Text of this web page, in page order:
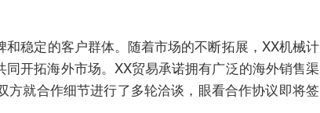
稳定的客户群体。随着市场的不断拓展，XX机械计
开拓海外市场。XX贸易承诺拥有广泛的海外销售渠
就合作细节进行了多轮洽谈，眼看合作协议即将签